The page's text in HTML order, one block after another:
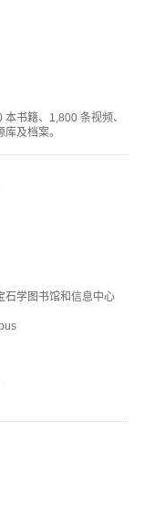
书籍、1,800 条视频、
及档案。
石学图书馆和信息中心